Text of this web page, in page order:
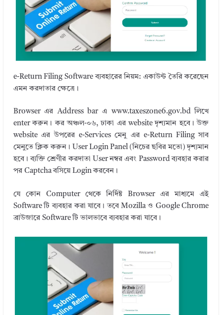
e-Return Filing Software ব্যবহারের নিয়ম: একাউন্ট তৈরি করেছেন
এমন করদাতার ক্ষেত্রে।
Browser এর Address bar এ www.taxeszone6.gov.bd লিখে
enter করুন। কর অঞ্চল-০৬, ঢাকা এর website দৃশ্যমান হবে। উক্ত
website এর উপরের e-Services মেনু এর e-Return Filing সাব
মেনুতে ক্লিক করুন। User Login Panel (নিচের ছবির মতো) দৃশ্যমান
হবে। ব্যক্তি শ্রেণীর করদাতা User নম্বর এবং Password ব্যবহার করার
পর Captcha বসিয়ে Login করবেন।
যে কোন Computer থেকে নির্দিষ্ট Browser এর মাধ্যমে এই
Software টি ব্যবহার করা যাবে। তবে Mozilla ও Google Chrome
ব্রাউজারে Software টি ভালভাবে ব্যবহার করা যাবে।